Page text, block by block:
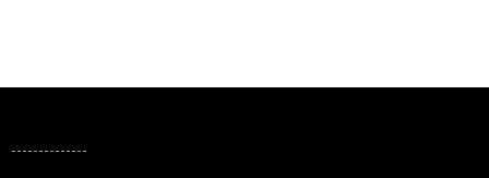
--------------